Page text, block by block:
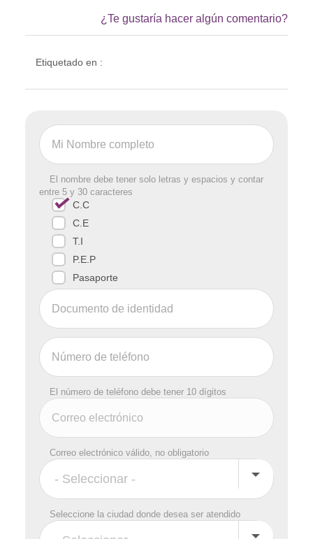
¿Te gustaría hacer algún comentario?
Etiquetado en :
El nombre debe tener solo letras y espacios y contar
entre 5 y 30 caracteres
C.C
C.E
T.I
P.E.P
Pasaporte
El número de teléfono debe tener 10 dígitos
Correo electrónico válido, no obligatorio
Seleccione la ciudad donde desea ser atendido